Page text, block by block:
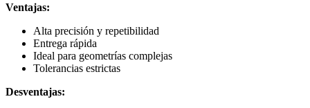
Ventajas:
Alta precisión y repetibilidad
Entrega rápida
Ideal para geometrías complejas
Tolerancias estrictas
Desventajas: